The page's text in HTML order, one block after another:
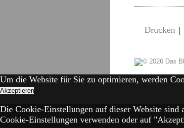
Drucken |
Um die Website für Sie zu optimieren, werden
Akzeptieren
Die Cookie-Einstellungen auf dieser Website sind
Cookie-Einstellungen verwenden oder auf